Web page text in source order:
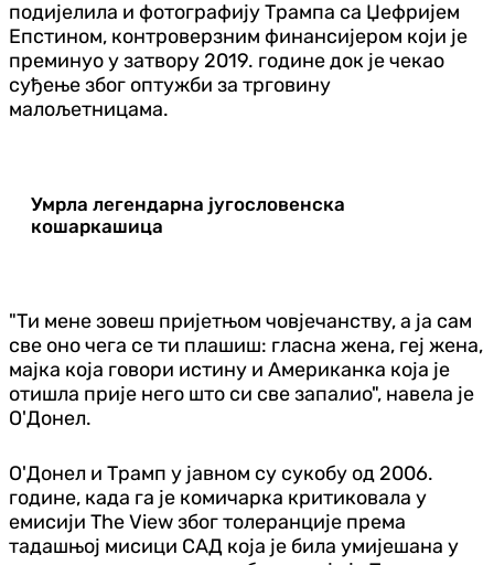
подијелила и фотографију Трампа са Џефријем
Епстином, контроверзним финансијером који је
преминуо у затвору 2019. године док је чекао
суђење због оптужби за трговину
малољетницама.
Умрла легендарна југословенска
кошаркашица
"Ти мене зовеш пријетњом човјечанству, а ја сам
све оно чега се ти плашиш: гласна жена, геј жена,
мајка која говори истину и Американка која је
отишла прије него што си све запалио", навела је
О'Донел.
О'Донел и Трамп у јавном су сукобу од 2006.
године, када га је комичарка критиковала у
емисији The View због толеранције према
тадашњој мисици САД која је била умијешана у